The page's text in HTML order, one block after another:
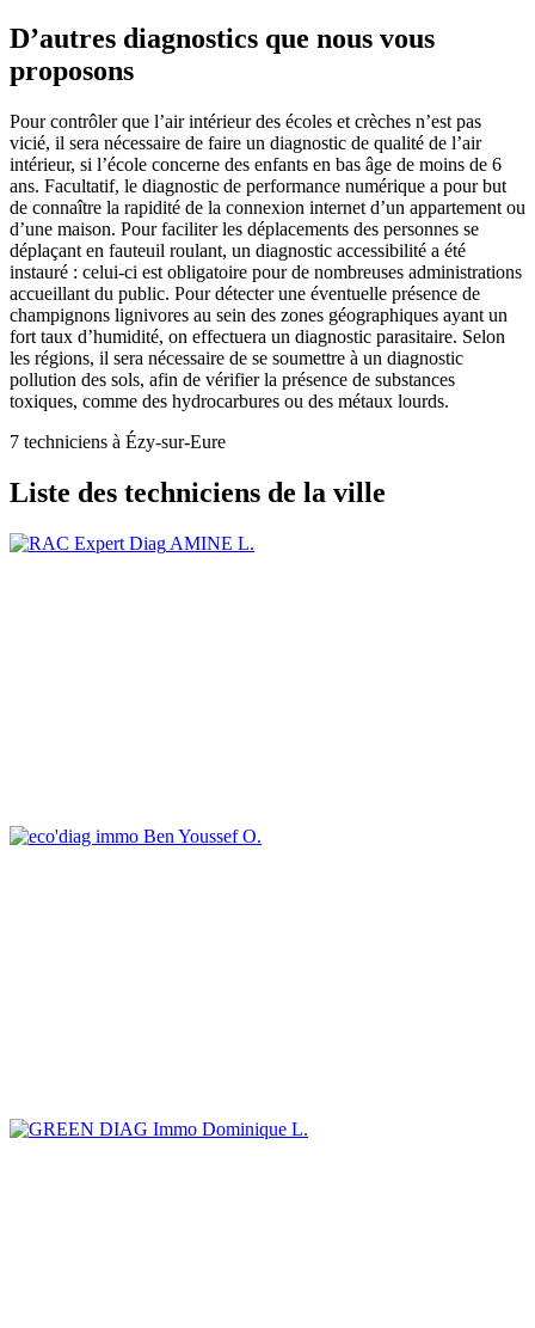
D’autres diagnostics que nous vous
proposons
Pour contrôler que l’air intérieur des écoles et crèches n’est pas
vicié, il sera nécessaire de faire un diagnostic de qualité de l’air
intérieur, si l’école concerne des enfants en bas âge de moins de 6
ans. Facultatif, le diagnostic de performance numérique a pour but
de connaître la rapidité de la connexion internet d’un appartement ou
d’une maison. Pour faciliter les déplacements des personnes se
déplaçant en fauteuil roulant, un diagnostic accessibilité a été
instauré : celui-ci est obligatoire pour de nombreuses administrations
accueillant du public. Pour détecter une éventuelle présence de
champignons lignivores au sein des zones géographiques ayant un
fort taux d’humidité, on effectuera un diagnostic parasitaire. Selon
les régions, il sera nécessaire de se soumettre à un diagnostic
pollution des sols, afin de vérifier la présence de substances
toxiques, comme des hydrocarbures ou des métaux lourds.
7 techniciens à Ézy-sur-Eure
Liste des techniciens de la ville
AMINE L.
Ben Youssef O.
Dominique L.